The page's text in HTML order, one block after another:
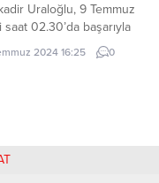
Uraloğlu, 9 Temmuz
02.30’da başarıyla
Türkiye’nin ilk yerli
haberleşme uydusu Türksat
olduğunu ve uzay
planlanan şekilde
ettiğini söyledi. ANKARA
Uraloğlu, Türkiye’nin ilk
2024 16:25 0